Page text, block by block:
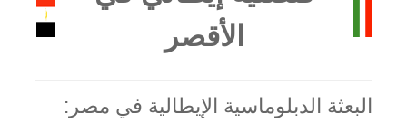
الأقصر
البعثة الدبلوماسية الإيطالية في مصر: